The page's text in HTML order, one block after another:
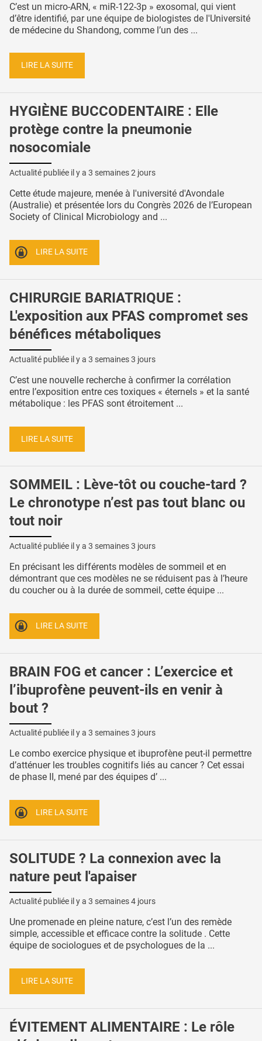
C’est un micro-ARN, « miR-122-3p » exosomal, qui vient
d’être identifié, par une équipe de biologistes de l'Université
de médecine du Shandong, comme l’un des ...
LIRE LA SUITE
HYGIÈNE BUCCODENTAIRE : Elle
protège contre la pneumonie
nosocomiale
Actualité publiée il y a 3 semaines 2 jours
Cette étude majeure, menée à l'université d'Avondale
(Australie) et présentée lors du Congrès 2026 de l’European
Society of Clinical Microbiology and ...
LIRE LA SUITE
CHIRURGIE BARIATRIQUE :
L'exposition aux PFAS compromet ses
bénéfices métaboliques
Actualité publiée il y a 3 semaines 3 jours
C’est une nouvelle recherche à confirmer la corrélation
entre l’exposition entre ces toxiques « éternels » et la santé
métabolique : les PFAS sont étroitement ...
LIRE LA SUITE
SOMMEIL : Lève-tôt ou couche-tard ?
Le chronotype n’est pas tout blanc ou
tout noir
Actualité publiée il y a 3 semaines 3 jours
En précisant les différents modèles de sommeil et en
démontrant que ces modèles ne se réduisent pas à l’heure
du coucher ou à la durée de sommeil, cette équipe ...
LIRE LA SUITE
BRAIN FOG et cancer : L’exercice et
l’ibuprofène peuvent-ils en venir à
bout ?
Actualité publiée il y a 3 semaines 3 jours
Le combo exercice physique et ibuprofène peut-il permettre
d’atténuer les troubles cognitifs liés au cancer ? Cet essai
de phase II, mené par des équipes d’ ...
LIRE LA SUITE
SOLITUDE ? La connexion avec la
nature peut l'apaiser
Actualité publiée il y a 3 semaines 4 jours
Une promenade en pleine nature, c’est l’un des remède
simple, accessible et efficace contre la solitude . Cette
équipe de sociologues et de psychologues de la ...
LIRE LA SUITE
ÉVITEMENT ALIMENTAIRE : Le rôle